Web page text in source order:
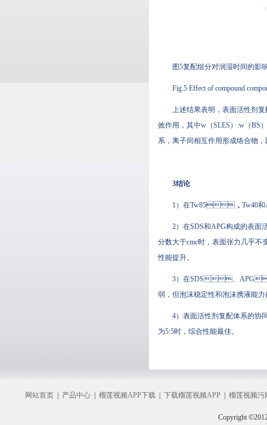
图5复配组分对润湿时间的影
Fig.5 Effect of compound
上述结果表明，表面活性剂
效作用，其中w（SLES）:w（
系，离子间相互作用形成络合物
3结论
1）在Tw85，Tw40和
2）在SDS和APG构成的表面活性
分数大于cmc时，表面张力几乎不
性能提升。
3）在SDS、APG、黄
弱，但泡沫稳定性和泡沫携液能力得
4）表面活性剂复配体系的协
为5:5时，综合性能最佳。
网站首页 产品中心 榴莲视频APP下载 下载榴莲视频APP 榴莲视频污
Copyright